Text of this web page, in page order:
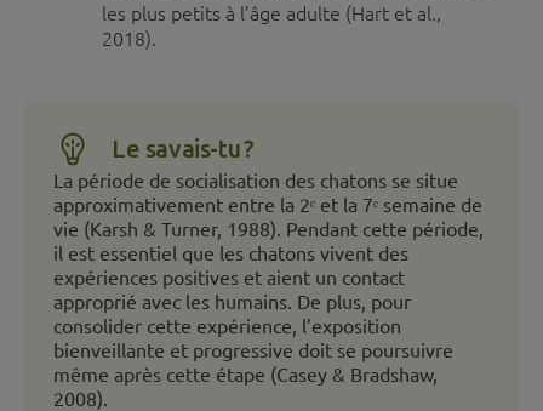
les plus petits à l’âge adulte (Hart et al.,
2018).
Le savais-tu ?
La période de socialisation des chatons se situe
approximativement entre la 2ᵉ et la 7ᵉ semaine de
vie (Karsh & Turner, 1988). Pendant cette période,
il est essentiel que les chatons vivent des
expériences positives et aient un contact
approprié avec les humains. De plus, pour
consolider cette expérience, l’exposition
bienveillante et progressive doit se poursuivre
même après cette étape (Casey & Bradshaw,
2008).